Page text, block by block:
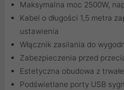
Maksymalna moc 2500W,
Kabel o długości 1,5 metra
ustawienia
Włącznik zasilania do
Zabezpieczenia przed
Estetyczna obudowa z
Podświetlane porty USB